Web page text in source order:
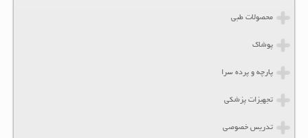
محصولات طبی
پوشاک
پارچه و پرده سرا
تجهیزات پزشکی
تدریس خصوصی